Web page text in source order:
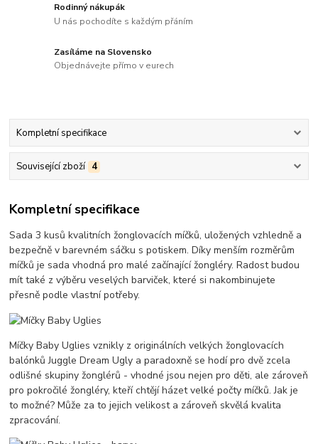
Rodinný nákupák
U nás pochodíte s každým přáním
Zasíláme na Slovensko
Objednávejte přímo v eurech
Kompletní specifikace
Související zboží 4
Kompletní specifikace
Sada 3 kusů kvalitních žonglovacích míčků, uložených vzhledně a
bezpečně v barevném sáčku s potiskem. Díky menším rozměrům
míčků je sada vhodná pro malé začínající žongléry. Radost budou
mít také z výběru veselých barviček, které si nakombinujete
přesně podle vlastní potřeby.
Míčky Baby Uglies vznikly z originálních velkých žonglovacích
balónků Juggle Dream Ugly a paradoxně se hodí pro dvě zcela
odlišné skupiny žonglérů - vhodné jsou nejen pro děti, ale zároveň
pro pokročilé žongléry, kteří chtějí házet velké počty míčků. Jak je
to možné? Může za to jejich velikost a zároveň skvělá kvalita
zpracování.